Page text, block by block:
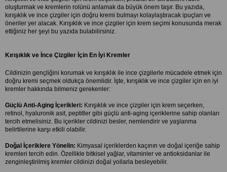
oluşturmak ve kremlerin rolünü anlamak da büyük önem taşır. Bu yazıda,
kırışıklık ve ince çizgiler için doğru kremi bulmayı kolaylaştıracak ipuçları ve
öneriler yer alacak. Kırışıklık ve ince çizgiler için krem seçimi konusunda merak
ettiğiniz her şeyi bu yazıda bulabilirsiniz.
Kırışıklık ve İnce Çizgiler İçin En İyi Kremler
Cildinizin gençliğini korumak ve kırışıklık ile ince çizgilerle mücadele etmek için
doğru kremi seçmek oldukça önemlidir. İşte, kırışıklık ve ince çizgiler için en iyi
kremler hakkında bilmeniz gerekenler:
Güçlü Anti-Aging İçerikleri: Kırışıklık ve ince çizgiler için krem seçerken,
retinol, hyaluronik asit, peptitler gibi güçlü anti-aging içeriklerine sahip olanları
tercih etmelisiniz. Bu içerikler cildinizi besler, nemlendirir ve yaşlanma
belirtilerine karşı etkili olabilir.
Doğal İçeriklere Yönelin: Kimyasal içeriklerden kaçının ve doğal içeriğe sahip
kremleri tercih edin. Özellikle bitkisel yağlar, vitaminler ve antioksidanlar ile
zenginleştirilmiş kremler cildinizi doğal yollarla besleyebilir.